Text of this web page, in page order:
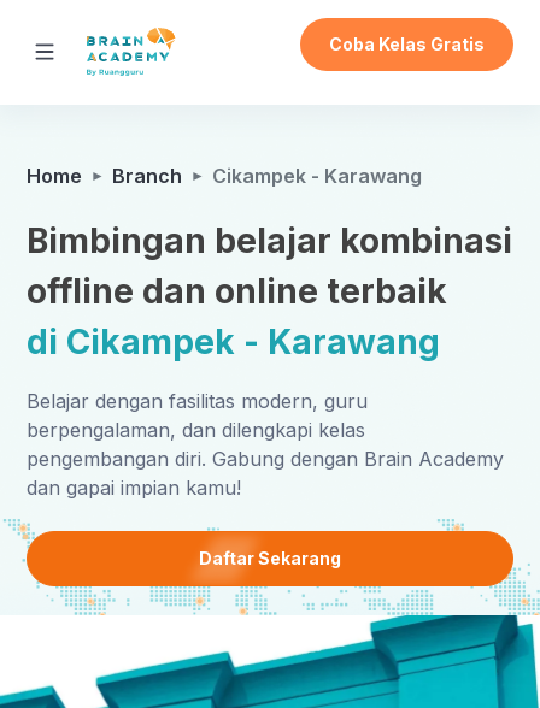
Coba Kelas Gratis
Home Branch Cikampek - Karawang
Bimbingan belajar kombinasi
offline dan online terbaik
di Cikampek - Karawang
Belajar dengan fasilitas modern, guru
berpengalaman, dan dilengkapi kelas
pengembangan diri. Gabung dengan Brain Academy
dan gapai impian kamu!
Daftar Sekarang